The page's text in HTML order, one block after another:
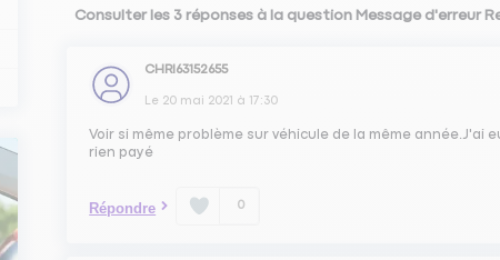
Consulter les 3 réponses à la question Message d'erreur
CHRI63152655
Le 20 mai 2021 à 17:30
Voir si même problème sur véhicule de la même
rien payé
Répondre 0